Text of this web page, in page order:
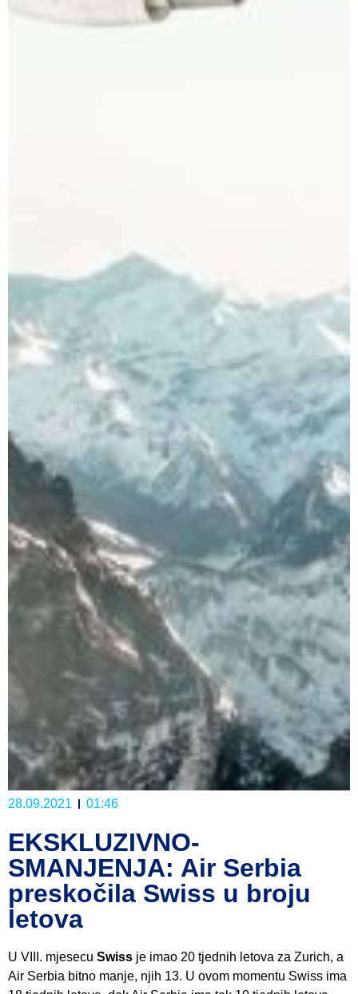
28.09.2021 01:46
EKSKLUZIVNO-
SMANJENJA: Air Serbia
preskočila Swiss u broju
letova
U VIII. mjesecu Swiss je imao 20 tjednih letova za Zurich, a
Air Serbia bitno manje, njih 13. U ovom momentu Swiss ima